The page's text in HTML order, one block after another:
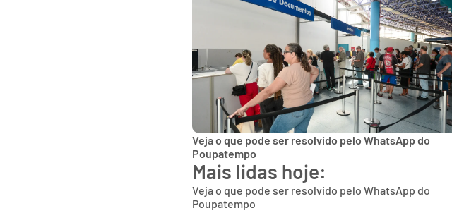
Veja o que pode ser resolvido pelo WhatsApp do
Poupatempo
Mais lidas hoje:
Veja o que pode ser resolvido pelo WhatsApp do
Poupatempo